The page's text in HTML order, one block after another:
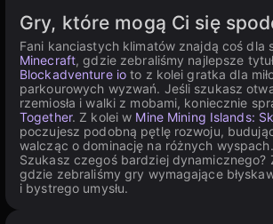
Gry, które mogą Ci się
Fani kanciastych klimatów znajdą coś dla
Minecraft, gdzie zebraliśmy najlepsze
Blockadventure io to z kolei gratka dla
parkourowych wyzwań. Jeśli szukasz
rzemiosła i walki z mobami, koniecznie
Together. Z kolei w Mine Mining Islands:
poczujesz podobną pętlę rozwoju,
walcząc o dominację na różnych wyspach.
Szukasz czegoś bardziej
gdzie zebraliśmy gry wymagające
i bystrego umysłu.